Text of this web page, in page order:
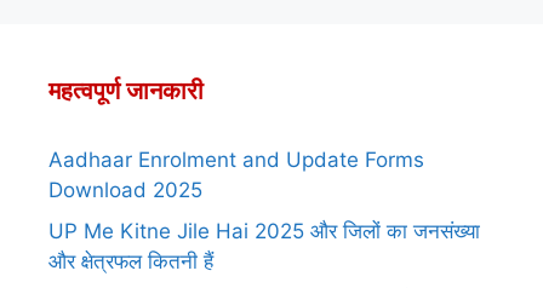
महत्वपूर्ण जानकारी
Aadhaar Enrolment and Update Forms
Download 2025
UP Me Kitne Jile Hai 2025 और जिलों का जनसंख्या
और क्षेत्रफल कितनी हैं